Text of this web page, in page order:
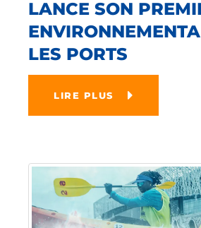
LANCE SON
LES PORTS
LIRE PLUS